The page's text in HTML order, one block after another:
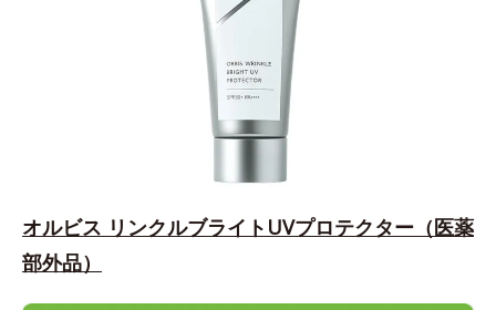
オルビス リンクルブライトUVプロテクター（医薬
部外品）